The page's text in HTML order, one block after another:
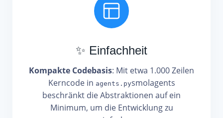
✨ Einfachheit
Kompakte Codebasis: Mit etwa 1.000 Zeilen
Kerncode in agents.pysmolagents
beschränkt die Abstraktionen auf ein
Minimum, um die Entwicklung zu